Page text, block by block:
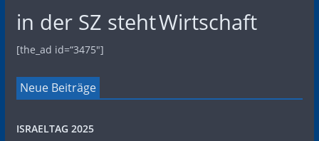
in der SZ stehtWirtschaft
[the_ad id=“3475″]
Neue Beiträge
ISRAELTAG 2025